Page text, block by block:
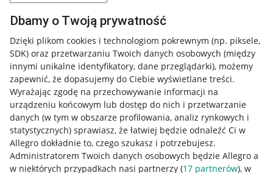
Dbamy o Twoją prywatność
Dzięki plikom cookies i technologiom pokrewnym (np. piksele,
SDK) oraz przetwarzaniu Twoich danych osobowych (między
innymi unikalne identyfikatory, dane przeglądarki), możemy
zapewnić, że dopasujemy do Ciebie wyświetlane treści.
Wyrażając zgodę na przechowywanie informacji na
urządzeniu końcowym lub dostęp do nich i przetwarzanie
danych (w tym w obszarze profilowania, analiz rynkowych i
statystycznych) sprawiasz, że łatwiej będzie odnaleźć Ci w
Allegro dokładnie to, czego szukasz i potrzebujesz.
Administratorem Twoich danych osobowych będzie Allegro a
w niektórych przypadkach nasi partnerzy (17 partnerów), w
Przydatne informacje